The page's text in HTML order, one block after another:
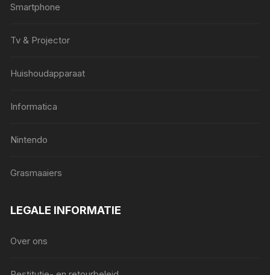
Smartphone
Tv & Projector
Huishoudapparaat
Informatica
Nintendo
Grasmaaiers
LEGALE INFORMATIE
Over ons